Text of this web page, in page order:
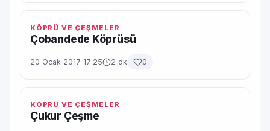
KÖPRÜ VE ÇEŞMELER
Çobandede Köprüsü
20 Ocak 2017 17:25 2 dk 0
KÖPRÜ VE ÇEŞMELER
Çukur Çeşme